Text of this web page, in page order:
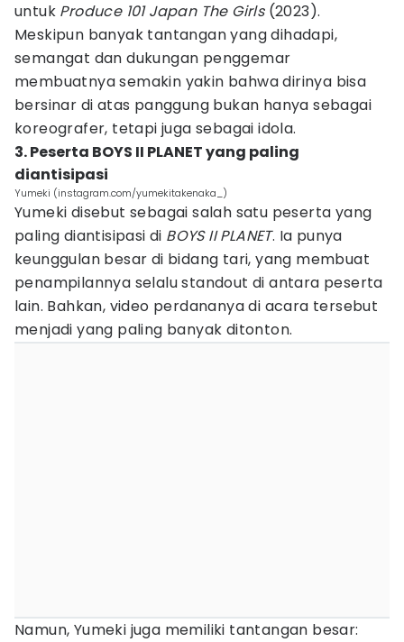
untuk Produce 101 Japan The Girls(2023).
Meskipun banyak tantangan yang dihadapi,
semangat dan dukungan penggemar
membuatnya semakin yakin bahwa dirinya bisa
bersinar di atas panggung bukan hanya sebagai
koreografer, tetapi juga sebagai idola.
3. Peserta BOYS II PLANET yang paling
diantisipasi
Yumeki (instagram.com/yumekitakenaka_)
Yumeki disebut sebagai salah satu peserta yang
paling diantisipasi di BOYS II PLANET. Ia punya
keunggulan besar di bidang tari, yang membuat
penampilannya selalu standout di antara peserta
lain. Bahkan, video perdananya di acara tersebut
menjadi yang paling banyak ditonton.
Namun, Yumeki juga memiliki tantangan besar: